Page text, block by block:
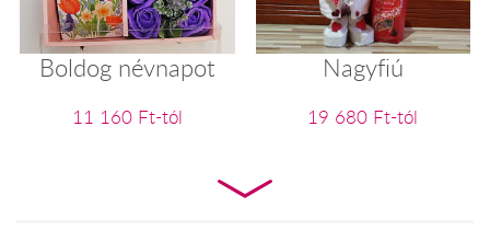
Boldog névnapot
11 160 Ft-tól
Nagyfiú
19 680 Ft-tól